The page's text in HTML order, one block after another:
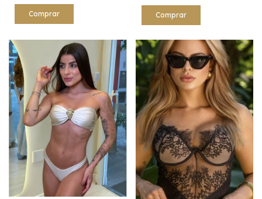
Comprar Comprar